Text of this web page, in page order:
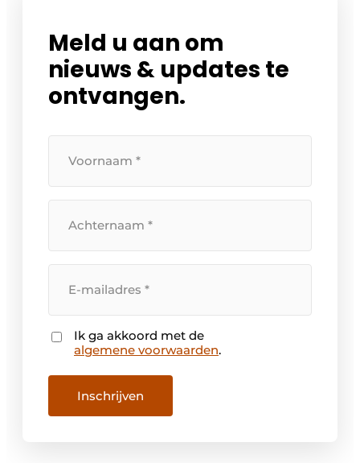
Meld u aan om
nieuws & updates te
ontvangen.
voornaam
achternaam
mailadres
Instemming
Ik ga akkoord met de
algemene voorwaarden.
Inschrijven